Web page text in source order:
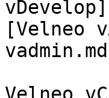
[Velneo